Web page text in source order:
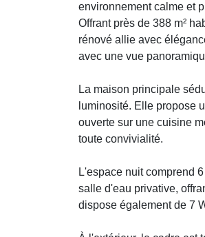
environnement calme et
Offrant près de 388 m²
rénové allie avec
avec une vue
La maison principale
luminosité. Elle propose
ouverte sur une cuisine
toute convivialité.
L'espace nuit comprend
salle d'eau privative,
dispose également de 7